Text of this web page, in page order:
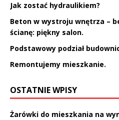
Jak zostać hydraulikiem?
Beton w wystroju wnętrza –
ścianę: piękny salon.
Podstawowy podział
Remontujemy mieszkanie.
OSTATNIE WPISY
Żarówki do mieszkania na